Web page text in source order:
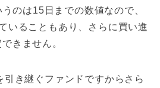
のは15日までの数値なので、
いることもあり、さらに買い進
きません。
き継ぐファンドですからさら